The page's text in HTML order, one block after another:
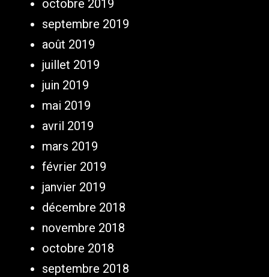
octobre 2019
septembre 2019
août 2019
juillet 2019
juin 2019
mai 2019
avril 2019
mars 2019
février 2019
janvier 2019
décembre 2018
novembre 2018
octobre 2018
septembre 2018